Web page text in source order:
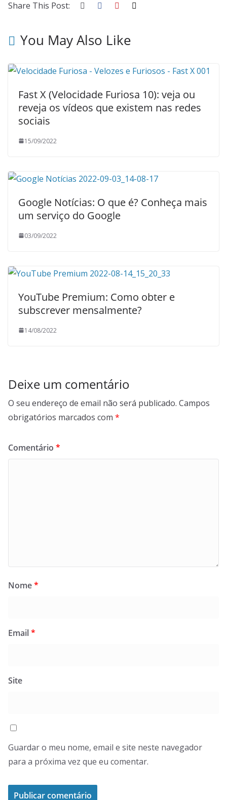
Share This Post:
You May Also Like
Fast X (Velocidade Furiosa 10): veja ou
reveja os vídeos que existem nas redes
sociais
15/09/2022
Google Notícias: O que é? Conheça mais
um serviço do Google
03/09/2022
YouTube Premium: Como obter e
subscrever mensalmente?
14/08/2022
Deixe um comentário
O seu endereço de email não será publicado. Campos
obrigatórios marcados com *
Comentário *
Nome*
Email*
Site
Guardar o meu nome, email e site neste navegador
para a próxima vez que eu comentar.